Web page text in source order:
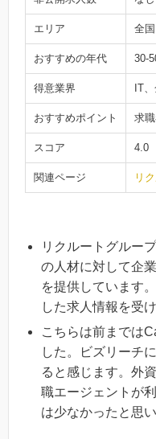
エリア 全国
おすすめの年代 30-
得意業界 IT
おすすめポイント 求
スコア 4.0
関連ページ リ
リクルートグルー
の人材に対して企
を提供しています
した求人情報を受
こちらは前までは
した。ビズリーチ
ると感じます。外
職エージェントが
は少なかったと思い